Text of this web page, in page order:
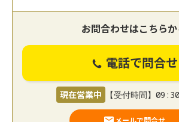
お問合わせはこちらか
電話で問合せ
現在営業中 【受付時間】